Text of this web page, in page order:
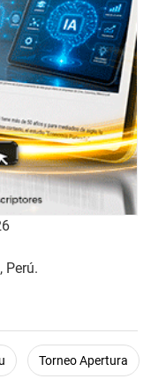
Perú.
Torneo Apertura